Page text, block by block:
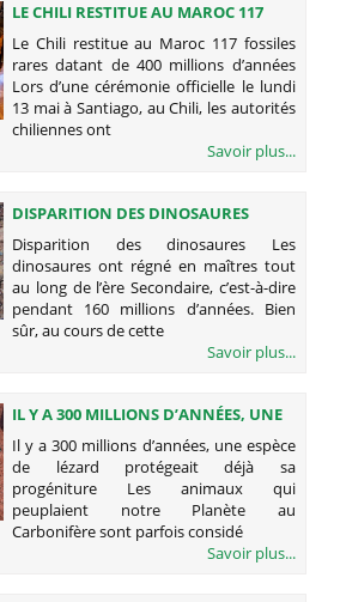
LE CHILI RESTITUE AU MAROC 117
FOSSILES RARES DATANT DE 400
MILLIONS D’ANNÉES
Le Chili restitue au Maroc 117 fossiles
rares datant de 400 millions d’années
Lors d’une cérémonie officielle le lundi
13 mai à Santiago, au Chili, les autorités
chiliennes ont
Savoir plus...
DISPARITION DES DINOSAURES
Disparition des dinosaures Les
dinosaures ont régné en maîtres tout
au long de l’ère Secondaire, c’est-à-dire
pendant 160 millions d’années. Bien
sûr, au cours de cette
Savoir plus...
IL Y A 300 MILLIONS D’ANNÉES, UNE
ESPÈCE DE LÉZARD PROTÉGEAIT DÉJÀ
SA PROGÉNITURE
Il y a 300 millions d’années, une espèce
de lézard protégeait déjà sa
progéniture Les animaux qui
peuplaient notre Planète au
Carbonifère sont parfois considé
Savoir plus...